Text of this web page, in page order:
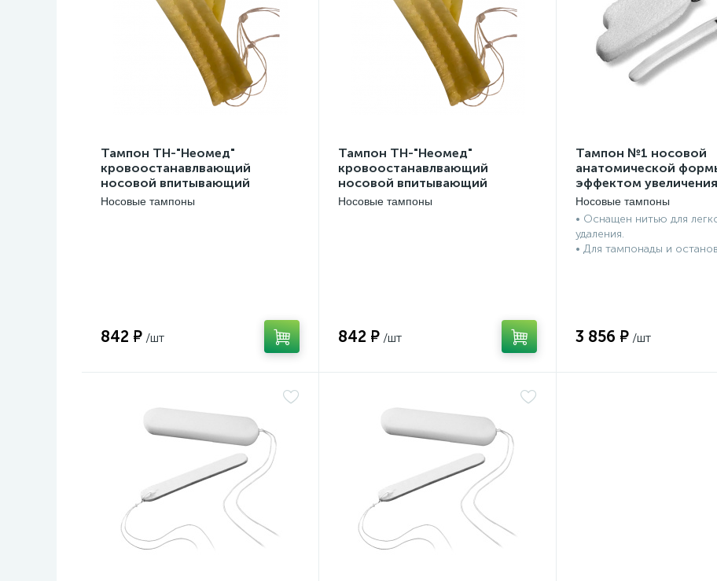
Тампон ТН-"Неомед"
кровоостанавлвающий
носовой впитывающий
одноразовый стерильный
Носовые тампоны
842 ₽
Тампон ТН-"Неомед"
кровоостанавлвающий
носовой впитывающий
одноразовый стерильный
Носовые тампоны
842 ₽
Тампон №1 носовой
анатомической
эффектом
с нитью
вентиляционной
размер 75мм
Носовые тампоны
• Оснащен нитью для
удаления.
• Для тампонады и
3 856 ₽